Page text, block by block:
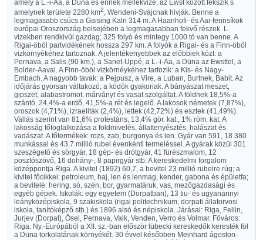
amely a L.-i-Aa, a Düna és ennek mellékvize, az Ewst között fekszik s
amelynek területe 2280 km2, Wendeni-Svájcnak hivják. Benne a
legmagasabb csúcs a Gaising Kaln 314 m. A Haanhofi- és Aai-fennsíkok
európai Oroszország belsejében a legmagasabban fekvő részek. L.
vizekben rendkivül gazdag; 325 folyó és mintegy 1000 tó van benne. A
Rigai-öböl partvidékének hossza 297 km. A folyók a Rigai- és a Finn-öböl
vizkörnyékéhez tartoznak. A jelentékenyebbek az előbbiek közt: a
Pernava, a Salis (90 km.), a Sanet-Uppé, a L.-i-Aa, a Düna az Ewsttel, a
Bolder-Aaval. A Finn-öböl vizkörnéykéhez tartozik: a Kis- és Nagy-
Embach. A nagyobb tavak: a Pejpusz, a Vire, a Luban, Burtnek, Babit. Az
időjárás gyorsan váltakozó; a ködök gyakoriak. A bányászat meszet,
gipszet, alabastromot, márványt és vasat szolgáltat. A földnek 18,5%-a
szántó, 24,4%-a erdő, 41,5%-a rét és legelő. A lakosok németek (7,87%),
oroszok (4,71%), izraeliták (2,4%), lettek (42,72%) és esztek (41,49%).
Vallás szerint van 81,6% protestáns, 13,4% gör. kat., 1% róm. kat. A
lakosság főfoglalkozása a földmivelés, állattenyésztés, halászat és
vadászat. A főtermékek: rozs, zab, burgonya és len. Gyár van 591, 18 380
munkással és 43,7 millió rubel évenkénti termeléssel. A gyárak közül 301
szeszégető és sörgyár, 18 gép- és drótgyár, 41 fürészmalom, 12
posztószövő, 16 dohány-, 8 papirgyár stb. A kereskedelmi forgalom
középpontja Riga. A kivitel (1892) 60,7, a bevitel 23 millió rubelre rúg; a
kivitel főcikkei: petroleum, haj, len és lenmag, kender, gabona és épületfa;
a bevitelé: hering, só, szén, bor, gyarmatáruk, vas, mezőgazdasági és
egyéb gépek. Iskolák: egy egyetem (Dorpatban), 13 tiu- és ugyanannyi
leányközépiskola, 9 szakiskola (rigai politechnikum, dorpati állatorvosi
iskola, tanítóképző stb.) és 1896 alsó és népiskola. Járásai: Riga, Fellin,
Jurjev (Dorpat), Ösel, Pernava, Valk, Venden, Verro és Volmar. Főváros:
Riga. Ny.-Európából a XII. sz.-ban először lübecki kereskedők keresték föl
a Düna torkolatának környékét. 30 évvel későbben Meinhard ágoston-